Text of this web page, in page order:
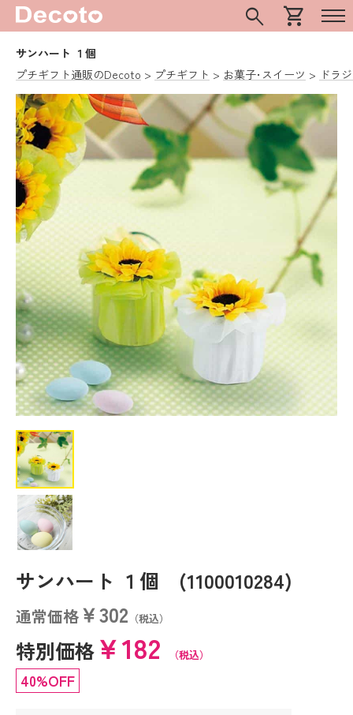
search shopping_cart
サンハート １個
プチギフト通販のDecoto
プチギフト お菓子･スイーツ ドラ
サンハート １個 (1100010284)
通常価格￥302 （税込）
特別価格￥182 （税込）
40%OFF